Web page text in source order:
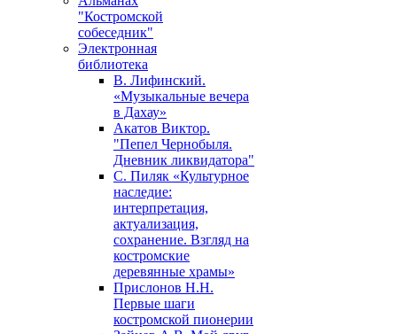
"Костромской
собеседник"
Электронная
библиотека
В. Лифинский.
«Музыкальные вечера
в Дахау»
Акатов Виктор.
"Пепел Чернобыля.
Дневник ликвидатора"
С. Пиляк «Культурное
наследие:
интерпретация,
актуализация,
сохранение. Взгляд на
костромские
деревянные храмы»
Прислонов Н.Н.
Первые шаги
костромской пионерии